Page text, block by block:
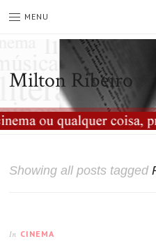
MENU
Milton Ribeiro
Showing all posts tagged
In CINEMA